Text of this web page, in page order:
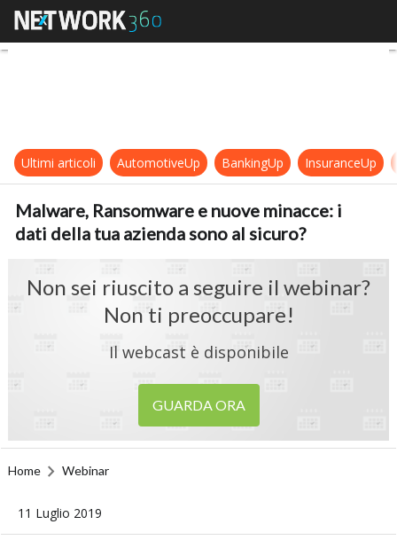
Malware, Ransomware e nuove
Ultimi articoli AutomotiveUp BankingUp InsuranceUp
Malware, Ransomware e nuove minacce: i
dati della tua azienda sono al sicuro?
Non sei riuscito a seguire il webinar?
Non ti preoccupare!
Il webcast è disponibile
GUARDA ORA
Home Webinar
11 Luglio 2019